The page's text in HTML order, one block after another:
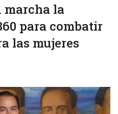
marcha la
para combatir
las mujeres